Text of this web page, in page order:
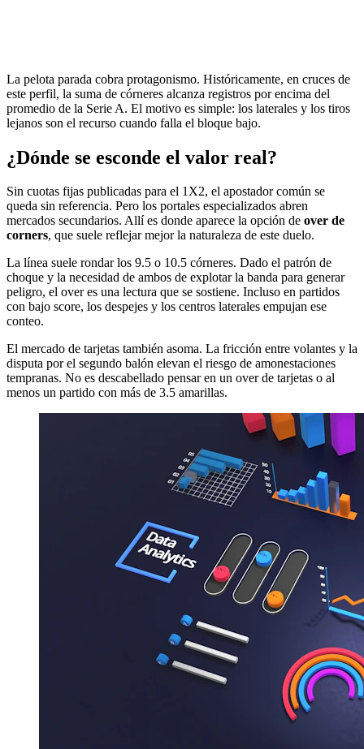
La pelota parada cobra protagonismo. Históricamente, en cruces de
este perfil, la suma de córneres alcanza registros por encima del
promedio de la Serie A. El motivo es simple: los laterales y los tiros
lejanos son el recurso cuando falla el bloque bajo.
¿Dónde se esconde el valor real?
Sin cuotas fijas publicadas para el 1X2, el apostador común se
queda sin referencia. Pero los portales especializados abren
mercados secundarios. Allí es donde aparece la opción de over de
corners, que suele reflejar mejor la naturaleza de este duelo.
La línea suele rondar los 9.5 o 10.5 córneres. Dado el patrón de
choque y la necesidad de ambos de explotar la banda para generar
peligro, el over es una lectura que se sostiene. Incluso en partidos
con bajo score, los despejes y los centros laterales empujan ese
conteo.
El mercado de tarjetas también asoma. La fricción entre volantes y la
disputa por el segundo balón elevan el riesgo de amonestaciones
tempranas. No es descabellado pensar en un over de tarjetas o al
menos un partido con más de 3.5 amarillas.